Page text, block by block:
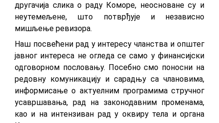
другачија слика о раду Коморе, неосноване су и
неутемељене, што потврђује и независно
мишљење ревизора.
Наш посвећени рад у интересу чланства и општег
јавног интереса не огледа се само у финансијски
одговорном пословању. Посебно смо поносни на
редовну комуникацију и сарадњу са члановима,
информисање о актуелним програмима стручног
усавршавања, рад на законодавним променама,
као и на интензиван рад у оквиру тела и органа